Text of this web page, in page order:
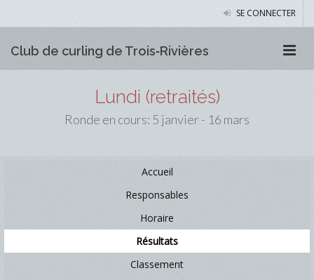
SE CONNECTER
Club de curling de Trois‑Rivières
Lundi (retraités)
Ronde en cours: 5 janvier - 16 mars
Accueil
Responsables
Horaire
Résultats
Classement